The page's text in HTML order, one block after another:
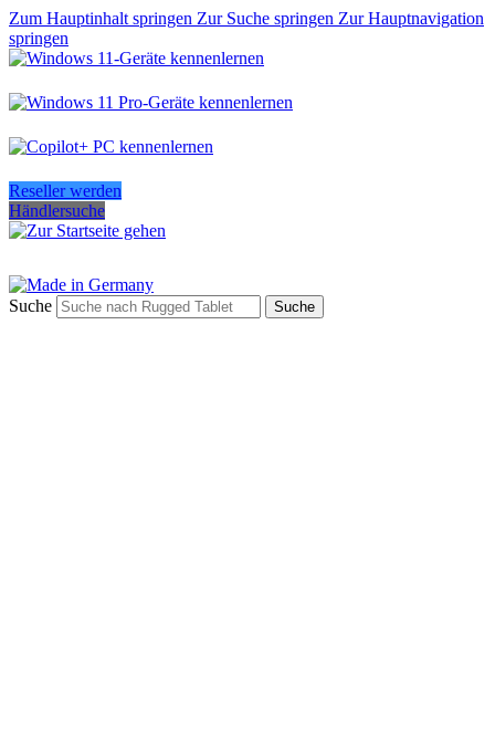
Zum Hauptinhalt springen Zur Suche springen Zur Hauptnavigation
springen
Reseller werden
Händlersuche
Suche Suche